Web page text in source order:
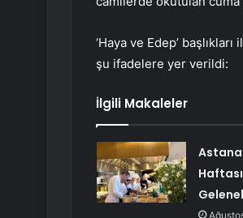
‘Haya ve Edep’
şu ifadelere yer verildi:
İlgili Makaleler